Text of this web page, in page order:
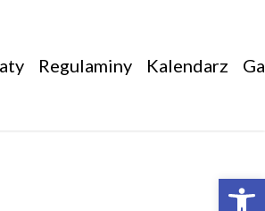
Regulaminy Kalendarz